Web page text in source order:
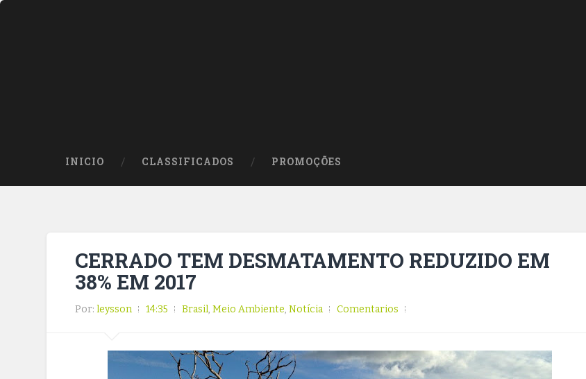
INICIO CLASSIFICADOS PROMOÇÕES
CERRADO TEM DESMATAMENTO REDUZIDO EM
38% EM 2017
Por:leysson 14:35 Brasil,Meio Ambiente,Notícia Comentarios